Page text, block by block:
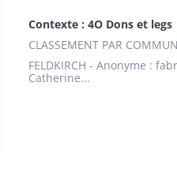
Contexte : 4O Dons et legs
CLASSEMENT PAR
FELDKIRCH - Anonyme :
Catherine...